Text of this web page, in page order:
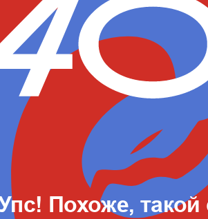
Похоже,